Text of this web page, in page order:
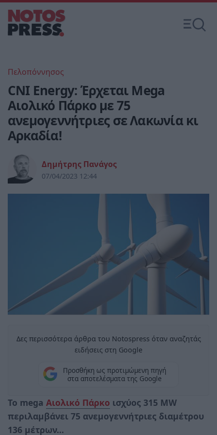
Πελοπόννησος
CNI Energy: Έρχεται Mega
Αιολικό Πάρκο με 75
ανεμογεννήτριες σε Λακωνία κι
Αρκαδία!
Δημήτρης Πανάγος
07/04/2023 12:44
Δες περισσότερα άρθρα του Notospress όταν αναζητάς
ειδήσεις στη Google
Προσθήκη ως προτιμώμενη πηγή
στα αποτελέσματα της Google
Το mega Αιολικό Πάρκο ισχύος 315 MW
περιλαμβάνει 75 ανεμογεννήτριες διαμέτρου
136 μέτρων…